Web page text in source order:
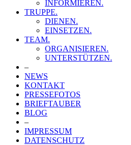
INFORMIEREN.
TRUPPE.
DIENEN.
EINSETZEN.
TEAM.
ORGANISIEREN.
UNTERSTÜTZEN.
–
NEWS
KONTAKT
PRESSEFOTOS
BRIEFTAUBER
BLOG
–
IMPRESSUM
DATENSCHUTZ